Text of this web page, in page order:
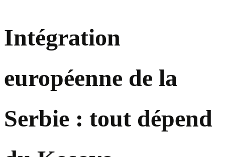
Intégration
européenne de la
Serbie : tout dépend